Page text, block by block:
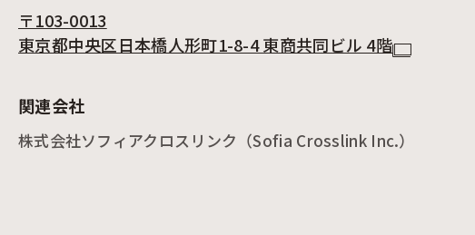
〒103-0013
東京都中央区日本橋人形町1-8-4 東商共同ビル 4階
関連会社
株式会社ソフィアクロスリンク（Sofia Crosslink Inc.）